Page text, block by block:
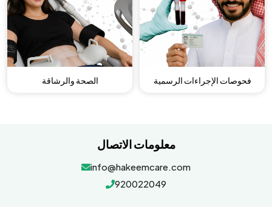
الصحة والرشاقة فحوصات الإجراءات الرسمية
معلومات الاتصال
info@hakeemcare.com
920022049